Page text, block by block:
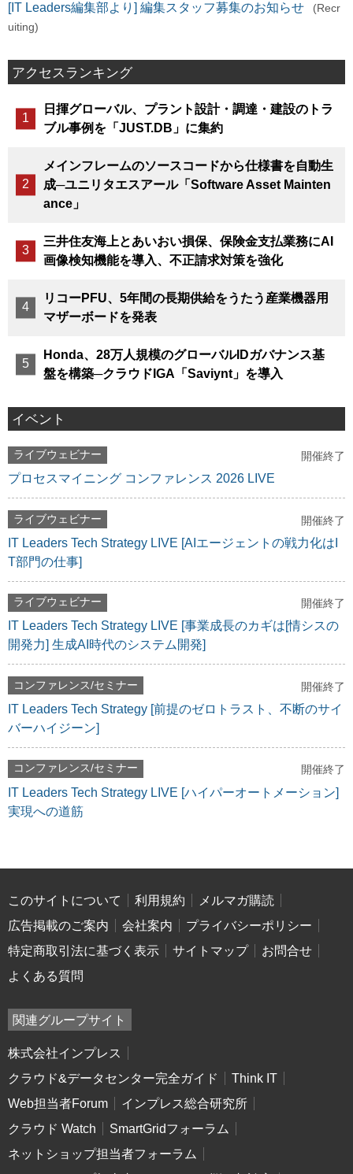
[IT Leaders編集部より] 編集スタッフ募集のお知らせ
(Recr
uiting)
アクセスランキング
日揮グローバル、プラント設計・調達・建設のトラ
ブル事例を「JUST.DB」に集約
メインフレームのソースコードから仕様書を自動生
成─ユニリタエスアール「Software Asset Mainten
ance」
三井住友海上とあいおい損保、保険金支払業務にAI
画像検知機能を導入、不正請求対策を強化
リコーPFU、5年間の長期供給をうたう産業機器用
マザーボードを発表
Honda、28万人規模のグローバルIDガバナンス基
盤を構築─クラウドIGA「Saviynt」を導入
イベント
ライブウェビナー 開催終了
プロセスマイニング コンファレンス 2026 LIVE
ライブウェビナー 開催終了
IT Leaders Tech Strategy LIVE [AIエージェントの戦力化はI
T部門の仕事]
ライブウェビナー 開催終了
IT Leaders Tech Strategy LIVE [事業成長のカギは[情シスの
開発力] 生成AI時代のシステム開発]
コンファレンス/セミナー 開催終了
IT Leaders Tech Strategy [前提のゼロトラスト、不断のサイ
バーハイジーン]
コンファレンス/セミナー 開催終了
IT Leaders Tech Strategy LIVE [ハイパーオートメーション]
実現への道筋
このサイトについて 利用規約
メルマガ購読
広告掲載のご案内
会社案内
プライバシーポリシー
特定商取引法に基づく表示
サイトマップ
お問合せ
よくある質問
関連グループサイト
株式会社インプレス
クラウド&データセンター完全ガイド
Think IT
Web担当者Forum
インプレス総合研究所
クラウド Watch
SmartGridフォーラム
ネットショップ担当者フォーラム